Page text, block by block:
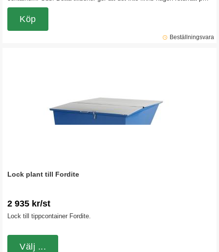
tippcontainern.
Beställningsvara
Köp
Lock plant till Fordite
2 935 kr/st
Lock till tippcontainer Fordite.
Välj ...